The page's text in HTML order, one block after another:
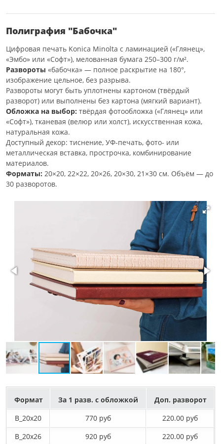
Полиграфия "Бабочка"
Цифровая печать Konica Minolta с ламинацией («Глянец»,
«Эмбо» или «Софт»), мелованная бумага 250–300 г/м².
Развороты «бабочка» — полное раскрытие на 180°,
изображение цельное, без разрыва.
Развороты могут быть уплотнены картоном (твёрдый
разворот) или выполнены без картона (мягкий вариант).
Обложка на выбор: твёрдая фотообложка («Глянец» или
«Софт»), тканевая (велюр или холст), искусственная кожа,
натуральная кожа.
Доступный декор: тиснение, УФ-печать, фото- или
металлическая вставка, прострочка, комбинирование
материалов.
Форматы: 20×20, 22×22, 20×26, 20×30, 21×30 см. Объём — до
30 разворотов.
Формат За 1 разв. с обложкой
Доп. разворот
B_20х20
770 руб
220.00 руб
B_20х26
920 руб
220.00 руб